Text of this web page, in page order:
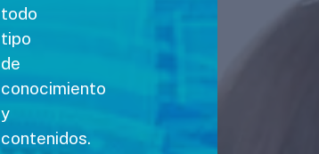
todo
tipo
de
conocimiento
y
contenidos.